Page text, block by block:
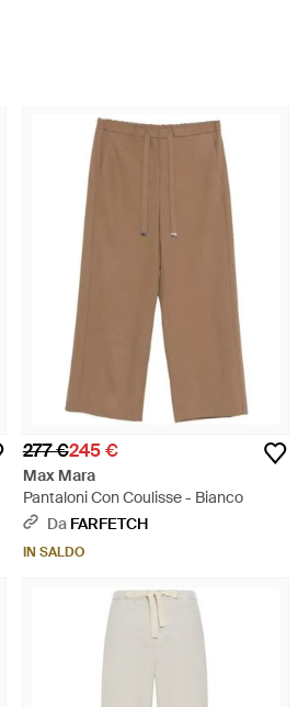
277 €245 €
Max Mara
Pantaloni Con Coulisse - Bianco
Da FARFETCH
IN SALDO